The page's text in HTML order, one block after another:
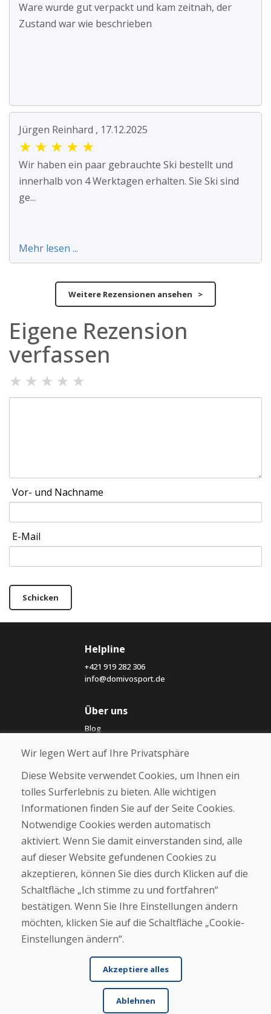
Ware wurde gut verpackt und kam zeitnah, der
Zustand war wie beschrieben
Jürgen Reinhard , 17.12.2025
★ ★ ★ ★ ★
Wir haben ein paar gebrauchte Ski bestellt und
innerhalb von 4 Werktagen erhalten. Sie Ski sind
ge...
Mehr lesen ...
Weitere Rezensionen ansehen >
Eigene Rezension
verfassen
★ ★ ★ ★ ★
Vor- und Nachname
E-Mail
Schicken
Helpline
+421 919 282 306
info@domivosport.de
Über uns
Blog
Geschäft
Kaufen
E-Shop
Impressum
Geschäftsbedingungen
Zahlung
Beschwerde
Rückgabe und Umtausch von Waren
Cookies
Wir legen Wert auf Ihre Privatsphäre
Diese Website verwendet Cookies, um Ihnen ein
tolles Surferlebnis zu bieten. Alle wichtigen
Informationen finden Sie auf der Seite Cookies.
Notwendige Cookies werden automatisch
aktiviert. Wenn Sie damit einverstanden sind, alle
auf dieser Website gefundenen Cookies zu
akzeptieren, können Sie dies durch Klicken auf die
Schaltfläche „Ich stimme zu und fortfahren“
bestätigen. Wenn Sie Ihre Einstellungen ändern
möchten, klicken Sie auf die Schaltfläche „Cookie-
Einstellungen ändern“.
Akzeptiere alles
Ablehnen